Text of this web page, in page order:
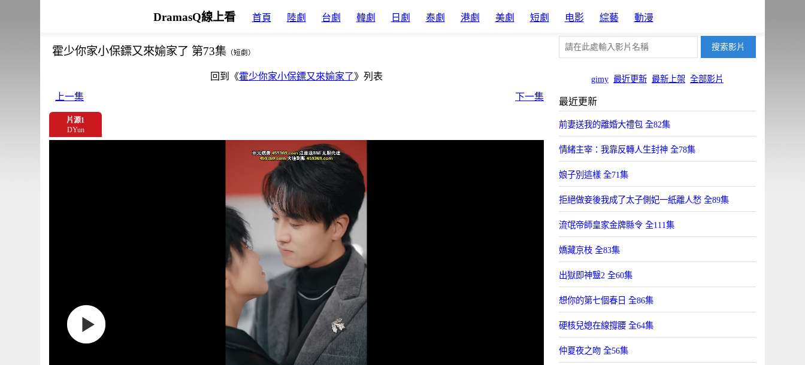
DramasQ線上看 首頁 陸劇 台劇 韓劇 日劇 泰劇 港劇 美劇 短劇 电影 綜藝 動漫
gimy 最近更新 最新上架 全部影片
霍少你家小保鏢又來媮家了 第73集 （短劇）
回到《霍少你家小保鏢又來媮家了》列表
上一集
下一集
片源1
DYun
最近更新
前妻送我的離婚大禮包 全82集
情緒主宰：我靠反轉人生封神 全78集
娘子別這樣 全71集
拒絕做妾後我成了太子側妃一紙離人愁 全89集
流氓帝師皇家金牌縣令 全111集
嬌藏京枝 全83集
出獄即神毉2 全60集
想你的第七個春日 全86集
硬核兒媳在線撐腰 全64集
仲夏夜之吻 全56集